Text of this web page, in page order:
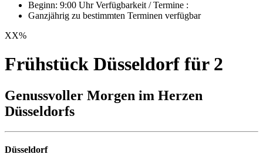
Beginn: 9:00 Uhr Verfügbarkeit / Termine :
Ganzjährig zu bestimmten Terminen verfügbar
XX%
Frühstück Düsseldorf für 2
Genussvoller Morgen im Herzen
Düsseldorfs
Düsseldorf